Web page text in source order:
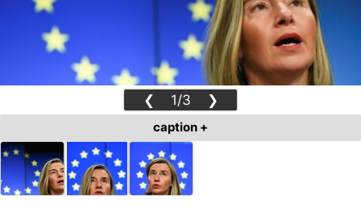
❮ 1/3 ❯
caption +